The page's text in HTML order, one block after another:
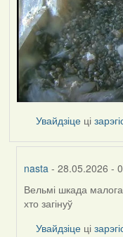
Увайдзіце ці
nasta - 28.05.2026 -
In
reply
Вельмі шкада
хто загінуў
Увайдзіце ці